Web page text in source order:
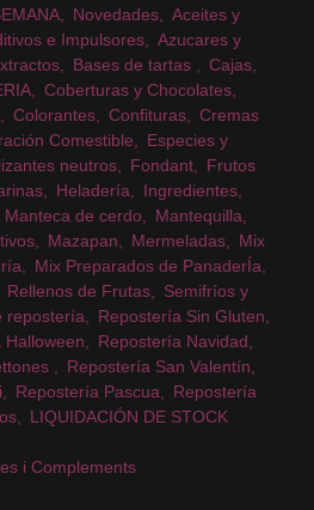
Novedades
Aceites y
e Impulsores
Azucares y
Bases de tartas
Cajas
Coberturas y Chocolates
Colorantes Confituras
Cremas
Comestible
Especies y
neutros Fondant
Frutos
Heladería
Ingredientes
Manteca de cerdo
Mantequilla
Mazapan Mermeladas
Mix
Mix Preparados de PanaderÍa
Rellenos de Frutas
Semifríos y
repostería
Repostería Sin Gluten
Halloween
Repostería Navidad
Repostería San Valentín
Repostería Pascua
Repostería
LIQUIDACIÓN DE STOCK
i Complements